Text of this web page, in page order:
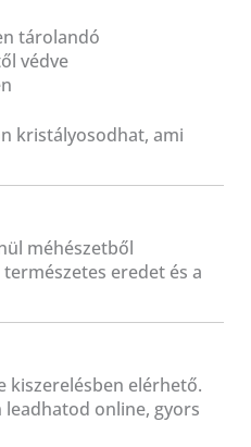
tárolandó
védve
kristályosodhat, ami
méhészetből
eredet és a
kiszerelésben elérhető.
leadhatod online, gyors